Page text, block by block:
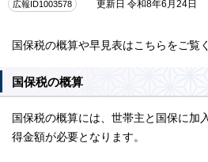
広報ID1003578 更新日 令和8年6月24日
国保税の概算や早見表はこちらをご覧
国保税の概算
国保税の概算には、世帯主と国保に加
得金額が必要となります。